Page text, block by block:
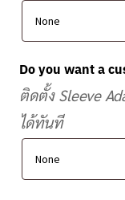
Do you want a
ติดตั้ง Sleeve
ได้ทันที